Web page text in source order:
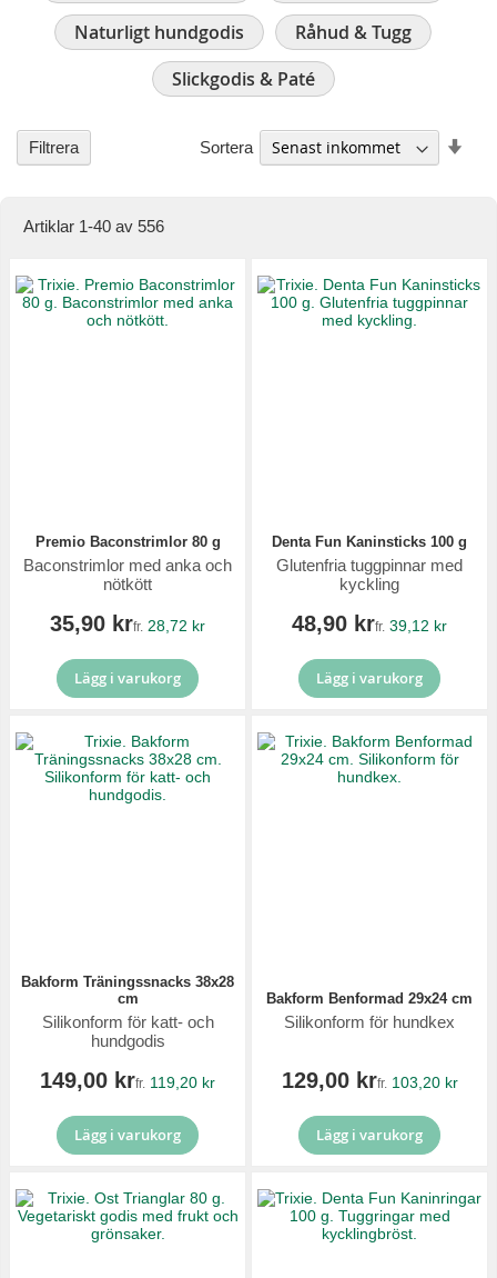
Naturligt hundgodis
Råhud & Tugg
Slickgodis & Paté
Filtrera
Artiklar 1-40 av 556
Sortera
Premio Baconstrimlor 80 g
Baconstrimlor med anka och
nötkött
35,90 krfr. 28,72 kr
Lägg i varukorg
Denta Fun Kaninsticks 100 g
Glutenfria tuggpinnar med
kyckling
48,90 krfr. 39,12 kr
Lägg i varukorg
Bakform Träningssnacks 38x28
cm
Silikonform för katt- och
hundgodis
149,00 krfr. 119,20 kr
Lägg i varukorg
Bakform Benformad 29x24 cm
Silikonform för hundkex
129,00 krfr. 103,20 kr
Lägg i varukorg